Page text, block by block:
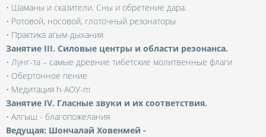
• Шаманы и сказители. Сны и обретение дара.
• Ротовой, носовой, глоточный резонаторы
• Практика агым-дыхания
Занятие III. Силовые центры и области резонанса.
• Лунг-та – самые древние тибетские молитвенные флаги
• Обертонное пение
• Медитация h-АОУ-m
Занятие IV. Гласные звуки и их соответствия.
• Алгыш - благопожелания
Ведущая: Шончалай Ховенмей -